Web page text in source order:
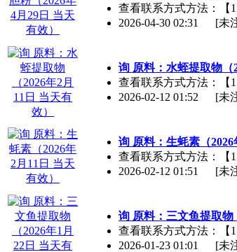
查看联系方式方法：【
2026-04-30 02:31
[未
询 原料：水蛭提取物（
查看联系方式方法：【
2026-02-12 01:52
[未
询 原料：生蚝素（2026
查看联系方式方法：【
2026-02-12 01:51
[未
询 原料：三文鱼提取物
查看联系方式方法：【
2026-01-23 01:01
[未